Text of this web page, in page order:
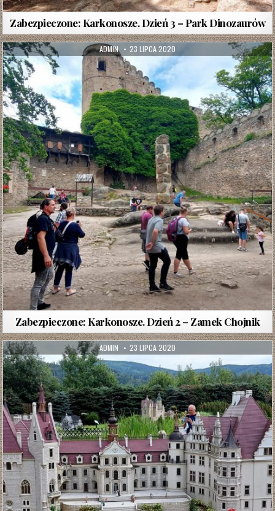
Zabezpieczone: Karkonosze. Dzień 3 – Park Dinozaurów
AUTHOR:
ADMIN PUBLISHED
DATE:
23 LIPCA 2020
Zabezpieczone: Karkonosze. Dzień 2 – Zamek Chojnik
AUTHOR:
ADMIN PUBLISHED
DATE:
23 LIPCA 2020